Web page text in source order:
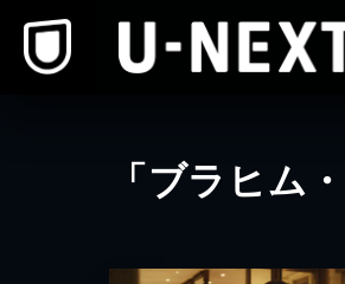
「ブラヒム